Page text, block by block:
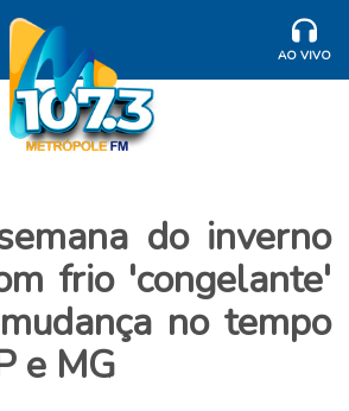
AO VIVO
do inverno
frio 'congelante'
no tempo
e MG